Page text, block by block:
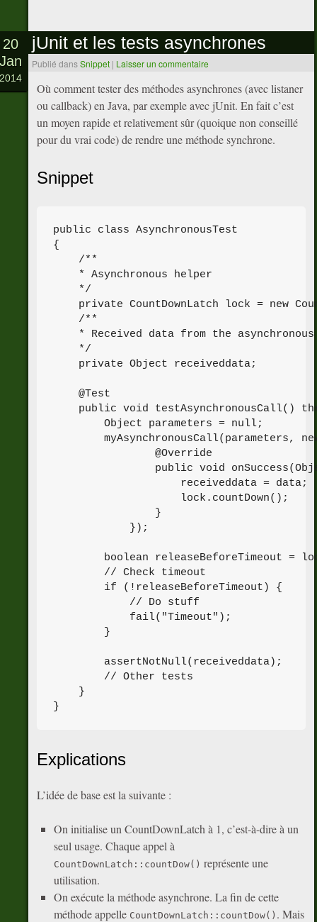
jUnit et les tests asynchrones
Publié dansSnippet | Laisser un commentaire
20
Jan
2014
Où comment tester des méthodes asynchrones (avec listaner
ou callback) en Java, par exemple avec jUnit. En fait c’est
un moyen rapide et relativement sûr (quoique non conseillé
pour du vrai code) de rendre une méthode synchrone.
Snippet
public class AsynchronousTest
{
    /**
    * Asynchronous helper
    */
private CountDownLatch lock = new
    /**
* Received data from the asynchronous
    */
    private Object receiveddata;
    @Test
public void testAsynchronousCall()
        Object parameters = null;
myAsynchronousCall(parameters,
                @Override
public void
                    receiveddata = data;
                    lock.countDown();
                }
            });
boolean releaseBeforeTimeout =
        // Check timeout
        if (!releaseBeforeTimeout) {
            // Do stuff
            fail("Timeout");
        }
        assertNotNull(receiveddata);
        // Other tests
    }
Explications
L’idée de base est la suivante :
On initialise un CountDownLatch à 1, c’est-à-dire à un
seul usage. Chaque appel à
CountDownLatch::countDow() représente une
utilisation.
On exécute la méthode asynchrone. La fin de cette
méthode appelle CountDownLatch::countDow() . Mais